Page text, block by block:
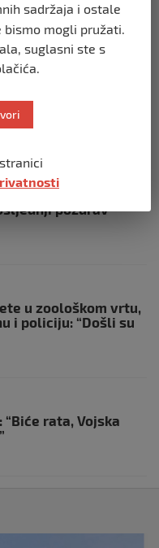
bolesna’
Aleksandar Vučić
pozdrav
u zoološkom vrtu,
i policiju: “Došli su
rata, Vojska
sadržaja i ostale
mogli pružati.
suglasni ste s